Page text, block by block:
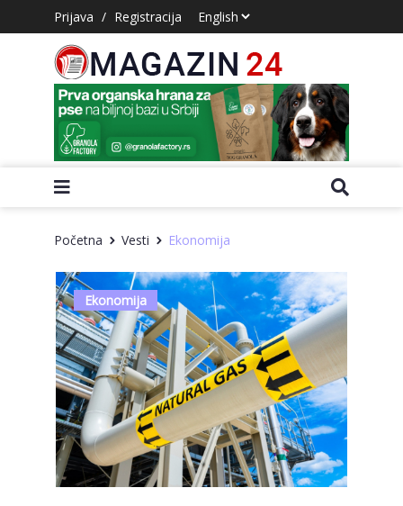
Prijava / Registracija
Početna Vesti Ekonomija
Ekonomija